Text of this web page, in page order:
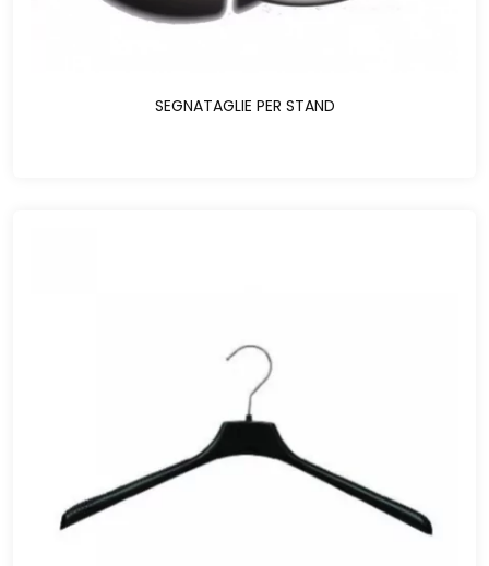
SEGNATAGLIE PER STAND